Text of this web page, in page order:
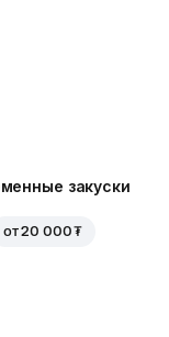
закуски
от20 000 ₮